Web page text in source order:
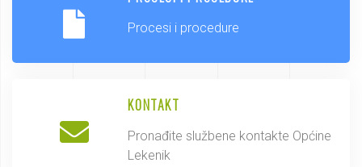
Procesi i procedure
KONTAKT
Pronađite službene kontakte Općine
Lekenik